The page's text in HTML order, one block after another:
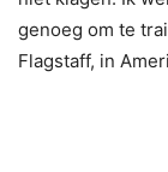
genoeg om te
Flagstaff, in